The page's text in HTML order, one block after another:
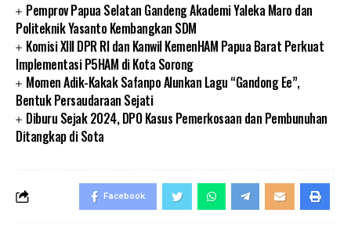
Pemprov Papua Selatan Gandeng Akademi Yaleka Maro dan
Politeknik Yasanto Kembangkan SDM
Komisi XIII DPR RI dan Kanwil KemenHAM Papua Barat Perkuat
Implementasi P5HAM di Kota Sorong
Momen Adik-Kakak Safanpo Alunkan Lagu “Gandong Ee”,
Bentuk Persaudaraan Sejati
Diburu Sejak 2024, DPO Kasus Pemerkosaan dan Pembunuhan
Ditangkap di Sota
Facebook